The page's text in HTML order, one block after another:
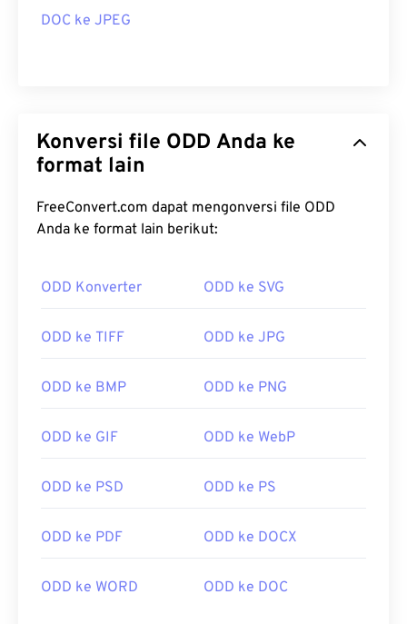
DOC ke JPEG
Konversi file ODD Anda ke
format lain
FreeConvert.com dapat mengonversi file ODD
Anda ke format lain berikut:
ODD Konverter ODD ke SVG
ODD ke TIFF ODD ke JPG
ODD ke BMP ODD ke PNG
ODD ke GIF ODD ke WebP
ODD ke PSD ODD ke PS
ODD ke PDF ODD ke DOCX
ODD ke WORD ODD ke DOC